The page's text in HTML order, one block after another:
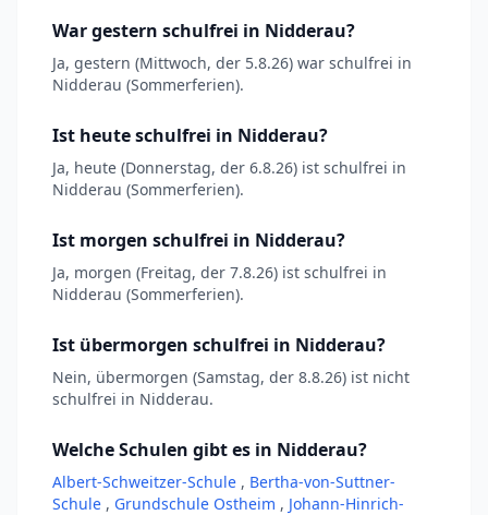
War gestern schulfrei in Nidderau?
Ja, gestern (Mittwoch, der 5.8.26) war schulfrei in
Nidderau (Sommerferien).
Ist heute schulfrei in Nidderau?
Ja, heute (Donnerstag, der 6.8.26) ist schulfrei in
Nidderau (Sommerferien).
Ist morgen schulfrei in Nidderau?
Ja, morgen (Freitag, der 7.8.26) ist schulfrei in
Nidderau (Sommerferien).
Ist übermorgen schulfrei in Nidderau?
Nein, übermorgen (Samstag, der 8.8.26) ist nicht
schulfrei in Nidderau.
Welche Schulen gibt es in Nidderau?
Albert-Schweitzer-Schule , Bertha-von-Suttner-
Schule , Grundschule Ostheim , Johann-Hinrich-